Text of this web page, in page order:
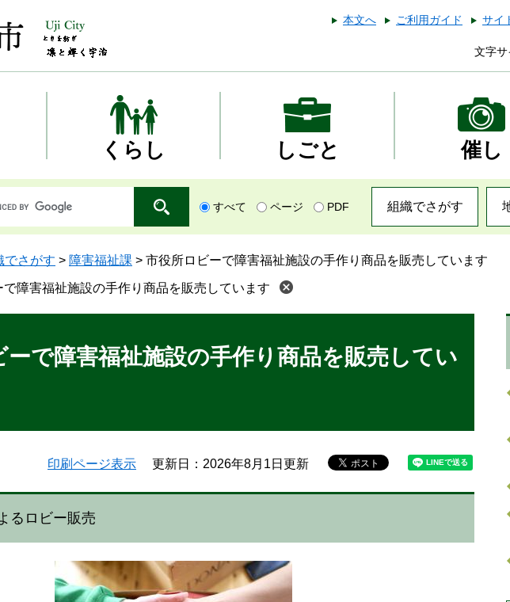
本文へ ご利用ガイド サイ
文字サ
くらし しごと 催し
すべて ページ PDF 組織でさがす
でさがす > 障害福祉課 > 市役所ロビーで障害福祉施設の手作り商品を販売しています
障害福祉施設の手作り商品を販売しています
ーで障害福祉施設の手作り商品を販売してい
印刷ページ表示 更新日：2026年8月1日更新
るロビー販売